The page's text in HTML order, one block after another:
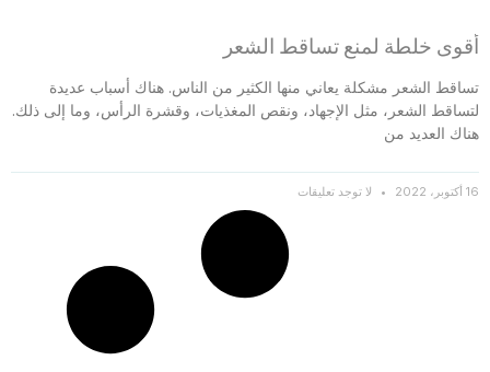
أقوى خلطة لمنع تساقط الشعر
تساقط الشعر مشكلة يعاني منها الكثير من الناس. هناك أسباب عديدة
لتساقط الشعر، مثل الإجهاد، ونقص المغذيات، وقشرة الرأس، وما إلى ذلك.
هناك العديد من
16 أكتوبر، 2022 لا توجد تعليقات